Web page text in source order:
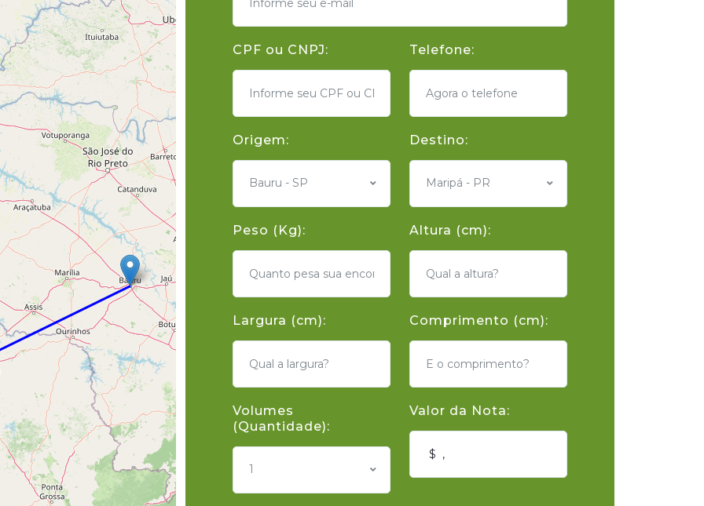
CPF ou CNPJ: Telefone:
Origem:
Bauru - SP
Destino:
Maripá - PR
Peso (Kg): Altura (cm):
Largura (cm): Comprimento (cm):
Volumes
(Quantidade):
1
Valor da Nota: